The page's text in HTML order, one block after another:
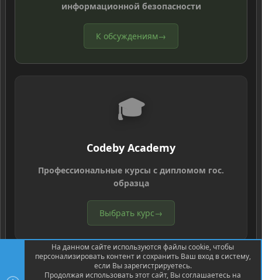
информационной безопасности
К обсуждениям→
🎓
Codeby Academy
Профессиональные курсы с дипломом гос.
образца
Выбрать курс→
На данном сайте используются файлы cookie, чтобы
персонализировать контент и сохранить Ваш вход в систему,
если Вы зарегистрируетесь.
Продолжая использовать этот сайт, Вы соглашаетесь на